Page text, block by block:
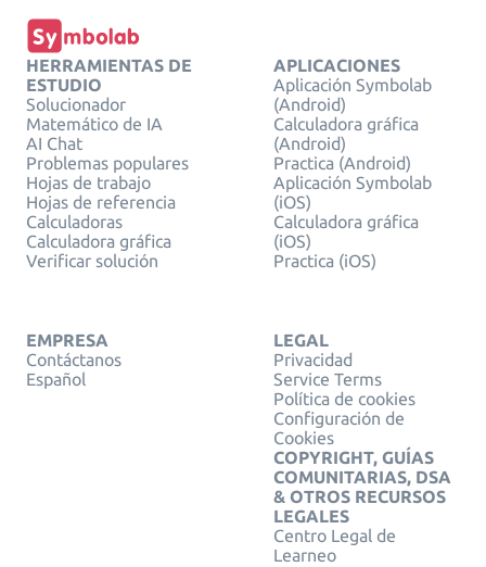
HERRAMIENTAS DE
ESTUDIO
Solucionador
Matemático de IA
AI Chat
Problemas populares
Hojas de trabajo
Hojas de referencia
Calculadoras
Calculadora gráfica
Verificar solución
APLICACIONES
Aplicación Symbolab
(Android)
Calculadora gráfica
(Android)
Practica (Android)
Aplicación Symbolab
(iOS)
Calculadora gráfica
(iOS)
Practica (iOS)
EMPRESA
Contáctanos
Español
LEGAL
Privacidad
Service Terms
Política de cookies
Configuración de
Cookies
COPYRIGHT, GUÍAS
COMUNITARIAS, DSA
& OTROS RECURSOS
LEGALES
Centro Legal de
Learneo